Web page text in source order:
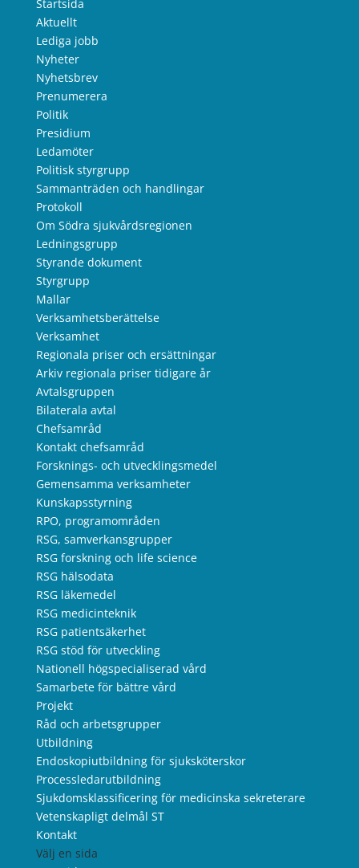
Startsida
Aktuellt
Lediga jobb
Nyheter
Nyhetsbrev
Prenumerera
Politik
Presidium
Ledamöter
Politisk styrgrupp
Sammanträden och handlingar
Protokoll
Om Södra sjukvårdsregionen
Ledningsgrupp
Styrande dokument
Styrgrupp
Mallar
Verksamhetsberättelse
Verksamhet
Regionala priser och ersättningar
Arkiv regionala priser tidigare år
Avtalsgruppen
Bilaterala avtal
Chefsamråd
Kontakt chefsamråd
Forsknings- och utvecklingsmedel
Gemensamma verksamheter
Kunskapsstyrning
RPO, programområden
RSG, samverkansgrupper
RSG forskning och life science
RSG hälsodata
RSG läkemedel
RSG medicinteknik
RSG patientsäkerhet
RSG stöd för utveckling
Nationell högspecialiserad vård
Samarbete för bättre vård
Projekt
Råd och arbetsgrupper
Utbildning
Endoskopiutbildning för sjuksköterskor
Processledarutbildning
Sjukdomsklassificering för medicinska sekreterare
Vetenskapligt delmål ST
Kontakt
Välj en sida